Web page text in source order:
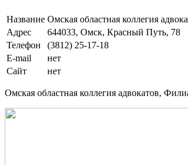
Название Омская областная коллегия
Адрес
644033, Омск, Красный Путь, 78
Телефон
(3812) 25-17-18
E-mail
нет
Сайт
нет
Омская областная коллегия адвокатов,